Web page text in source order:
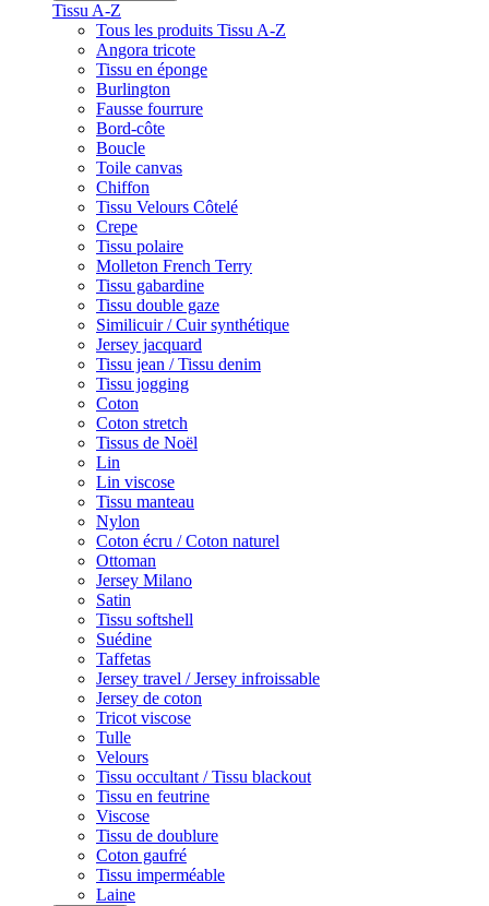
Tissu A-Z
Tous les produits Tissu A-Z
Angora tricote
Tissu en éponge
Burlington
Fausse fourrure
Bord-côte
Boucle
Toile canvas
Chiffon
Tissu Velours Côtelé
Crepe
Tissu polaire
Molleton French Terry
Tissu gabardine
Tissu double gaze
Similicuir / Cuir synthétique
Jersey jacquard
Tissu jean / Tissu denim
Tissu jogging
Coton
Coton stretch
Tissus de Noël
Lin
Lin viscose
Tissu manteau
Nylon
Coton écru / Coton naturel
Ottoman
Jersey Milano
Satin
Tissu softshell
Suédine
Taffetas
Jersey travel / Jersey infroissable
Jersey de coton
Tricot viscose
Tulle
Velours
Tissu occultant / Tissu blackout
Tissu en feutrine
Viscose
Tissu de doublure
Coton gaufré
Tissu imperméable
Laine